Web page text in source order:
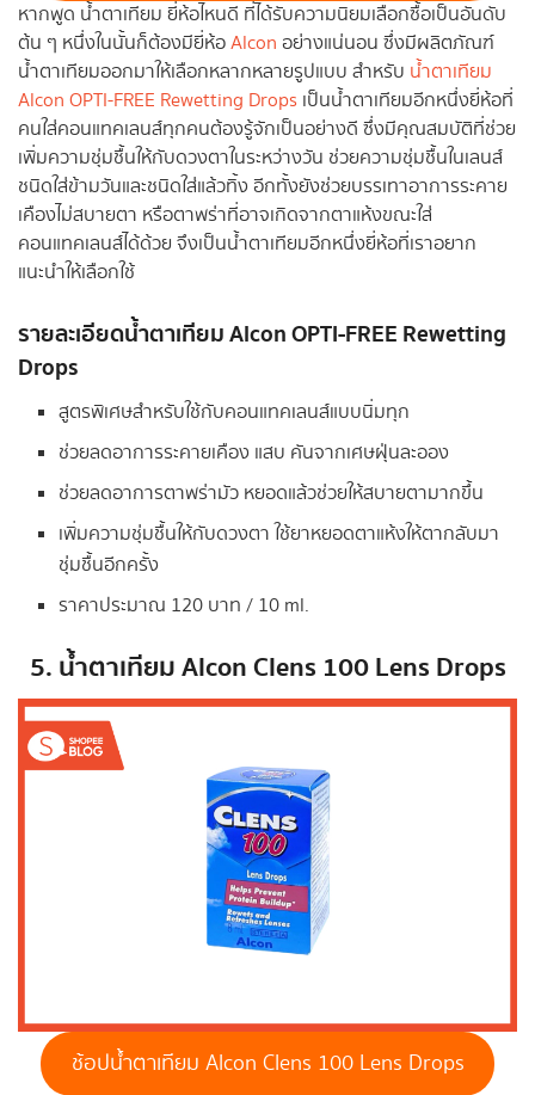
หากพูด น้ำตาเทียม ยี่ห้อไหนดี ที่ได้รับความนิยมเลือกซื้อเป็นอันดับ
ต้น ๆ หนึ่งในนั้นก็ต้องมียี่ห้อAlcon อย่างแน่นอน ซึ่งมีผลิตภัณฑ์
น้ำตาเทียมออกมาให้เลือกหลากหลายรูปแบบ สำหรับ น้ำตาเทียม
Alcon OPTI-FREE Rewetting Drops เป็นน้ำตาเทียมอีกหนึ่งยี่ห้อที่
คนใส่คอนแทคเลนส์ทุกคนต้องรู้จักเป็นอย่างดี ซึ่งมีคุณสมบัติที่ช่วย
เพิ่มความชุ่มชื้นให้กับดวงตาในระหว่างวัน ช่วยความชุ่มชื้นในเลนส์
ชนิดใส่ข้ามวันและชนิดใส่แล้วทิ้ง อีกทั้งยังช่วยบรรเทาอาการระคาย
เคืองไม่สบายตา หรือตาพร่าที่อาจเกิดจากตาแห้งขณะใส่
คอนแทคเลนส์ได้ด้วย จึงเป็นน้ำตาเทียมอีกหนึ่งยี่ห้อที่เราอยาก
แนะนำให้เลือกใช้
รายละเอียดน้ำตาเทียม Alcon OPTI-FREE Rewetting
Drops
สูตรพิเศษสำหรับใช้กับคอนแทคเลนส์แบบนิ่มทุก
ช่วยลดอาการระคายเคือง แสบ คันจากเศษฝุ่นละออง
ช่วยลดอาการตาพร่ามัว หยอดแล้วช่วยให้สบายตามากขึ้น
เพิ่มความชุ่มชื้นให้กับดวงตา ใช้ยาหยอดตาแห้งให้ตากลับมา
ชุ่มชื้นอีกครั้ง
ราคาประมาณ 120 บาท / 10 ml.
5. น้ำตาเทียม Alcon Clens 100 Lens Drops
ช้อปน้ำตาเทียม Alcon Clens 100 Lens Drops